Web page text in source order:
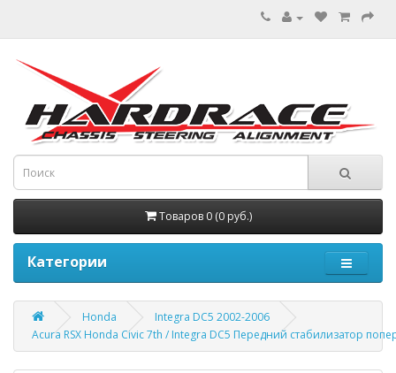
Товаров 0 (0 руб.)
Категории
Honda
Integra DC5 2002-2006
Acura RSX Honda Civic 7th / Integra DC5 Передний стабилизатор